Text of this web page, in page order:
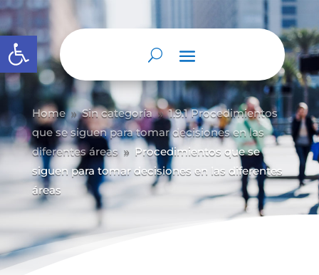
Abrir barra de herramientas
Home 9 Sin categoría 9 1.9.1 Procedimientos
que se siguen para tomar decisiones en las
diferentes áreas 9
Procedimientos que se
siguen para tomar decisiones en las diferentes
áreas